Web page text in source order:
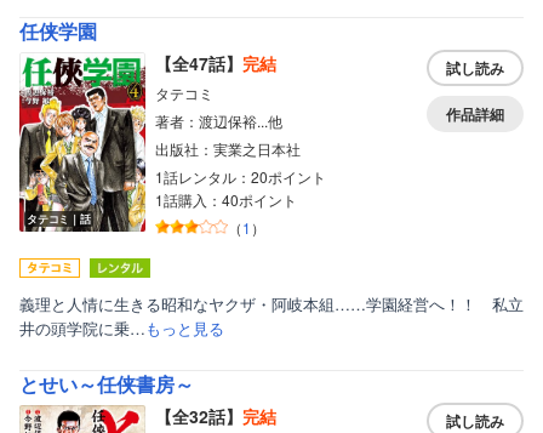
任侠学園
タテコミ｜話
【全47話】 完結
タテコミ
著者：渡辺保裕...他
出版社：実業之日本社
1話レンタル：20ポイント
1話購入：40ポイント
（1 ）
試し読み
作品詳細
義理と人情に生きる昭和なヤクザ・阿岐本組……学園経営へ！！ 私立
井の頭学院に乗…もっと見る
とせい～任侠書房～
【全32話】 完結 試し読み